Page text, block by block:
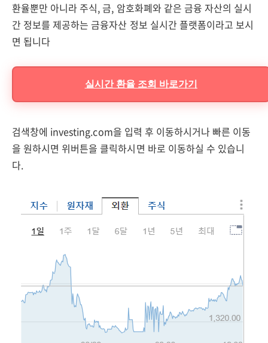
환율뿐만 아니라 주식, 금, 암호화폐와 같은 금융 자산의 실시
간 정보를 제공하는 금융자산 정보 실시간 플랫폼이라고 보시
면 됩니다
실시간 환율 조회 바로가기
검색창에 investing.com을 입력 후 이동하시거나 빠른 이동
을 원하시면 위버튼을 클릭하시면 바로 이동하실 수 있습니
다.